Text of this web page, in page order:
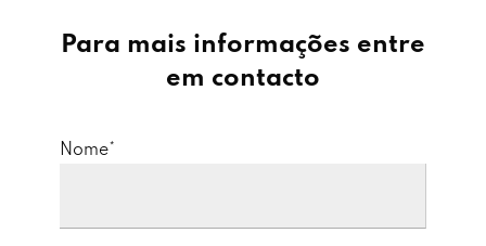
Para mais informações entre
em contacto
Nome*